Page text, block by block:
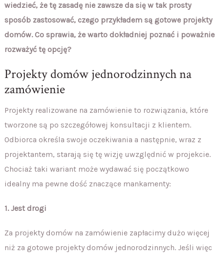
wiedzieć, że tę zasadę nie zawsze da się w tak prosty
sposób zastosować, czego przykładem są gotowe projekty
domów. Co sprawia, że warto dokładniej poznać i poważnie
rozważyć tę opcję?
Projekty domów jednorodzinnych na
zamówienie
Projekty realizowane na zamówienie to rozwiązania, które
tworzone są po szczegółowej konsultacji z klientem.
Odbiorca określa swoje oczekiwania a następnie, wraz z
projektantem, starają się tę wizję uwzględnić w projekcie.
Chociaż taki wariant może wydawać się początkowo
idealny ma pewne dość znaczące mankamenty:
1. Jest drogi
Za projekty domów na zamówienie zapłacimy dużo więcej
niż za gotowe projekty domów jednorodzinnych. Jeśli więc